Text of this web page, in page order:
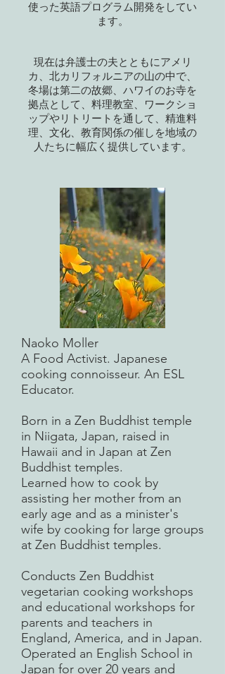
使った英語プログラム開発をしてい
ます。
現在は弁護士の夫とともにアメリ
カ、北カリフォルニアの山の中で、
冬場は第二の故郷、ハワイのお寺を
拠点として、料理教室、ワークショ
ップやリトリートを通して、精進料
理、文化、教育関係の催しを地域の
人たちに幅広く提供しています。
Naoko Moller
A Food Activist. Japanese
cooking connoisseur. An ESL
Educator.
Born in a Zen Buddhist temple
in Niigata, Japan, raised in
Hawaii and in Japan at Zen
Buddhist temples.
Learned how to cook by
assisting her mother from an
early age and as a minister's
wife by cooking for large groups
at Zen Buddhist temples.
Conducts Zen Buddhist
vegetarian cooking workshops
and educational workshops for
parents and teachers in
England, America, and in Japan.
Operated an English School in
Japan for over 20 years and